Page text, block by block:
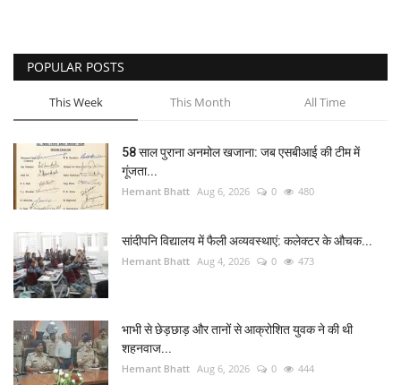
POPULAR POSTS
This Week This Month All Time
58 साल पुराना अनमोल खजाना: जब एसबीआई की टीम में
गूंजता...
Hemant Bhatt Aug 6, 2026 0 480
सांदीपनि विद्यालय में फैली अव्यवस्थाएं: कलेक्टर के औचक...
Hemant Bhatt Aug 4, 2026 0 473
भाभी से छेड़छाड़ और तानों से आक्रोशित युवक ने की थी
शहनवाज...
Hemant Bhatt Aug 6, 2026 0 444